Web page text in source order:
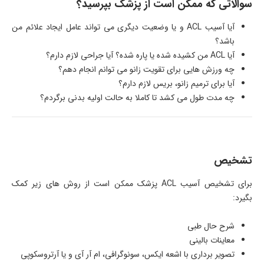
سوالاتی که ممکن است از پزشک بپرسید؟
آیا آسیب ACL و یا وضعیت دیگری می تواند عامل ایجاد علائم من
باشد؟
آیا ACL من کشیده شده یا پاره شده؟ آیا جراحی لازم دارم؟
چه ورزش هایی برای تقویت زانو می توانم انجام دهم؟
آیا برای ترمیم زانو، بریس لازم دارم؟
چه مدت طول می کشد تا کاملا به حالت اولیه بدنی برگردم؟
تشخیص
برای تشخیص آسیب ACL پزشک ممکن است از روش های زیر کمک
بگیرد:
شرح حال طبی
معاینات بالینی
تصویر برداری با اشعه ایکس، سونوگرافی، ام آر آی و یا آرتروسکوپی